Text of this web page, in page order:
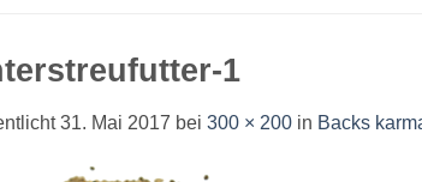
1
31. Mai 2017 bei 300 × 200 in Backs